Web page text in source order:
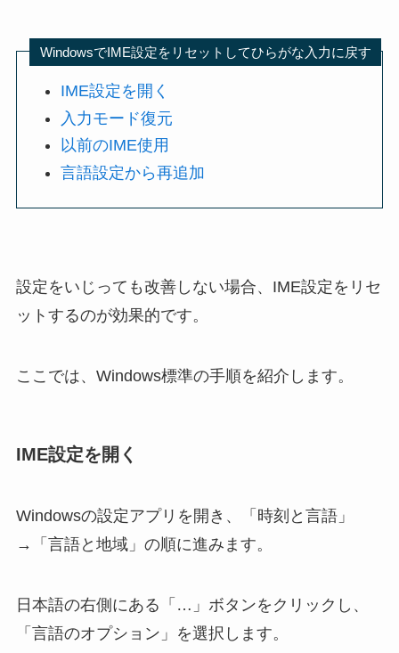
WindowsでIME設定をリセットしてひらがな入力に戻す
IME設定を開く
入力モード復元
以前のIME使用
言語設定から再追加
設定をいじっても改善しない場合、IME設定をリセ
ットするのが効果的です。
ここでは、Windows標準の手順を紹介します。
IME設定を開く
Windowsの設定アプリを開き、「時刻と言語」
→「言語と地域」の順に進みます。
日本語の右側にある「…」ボタンをクリックし、
「言語のオプション」を選択します。